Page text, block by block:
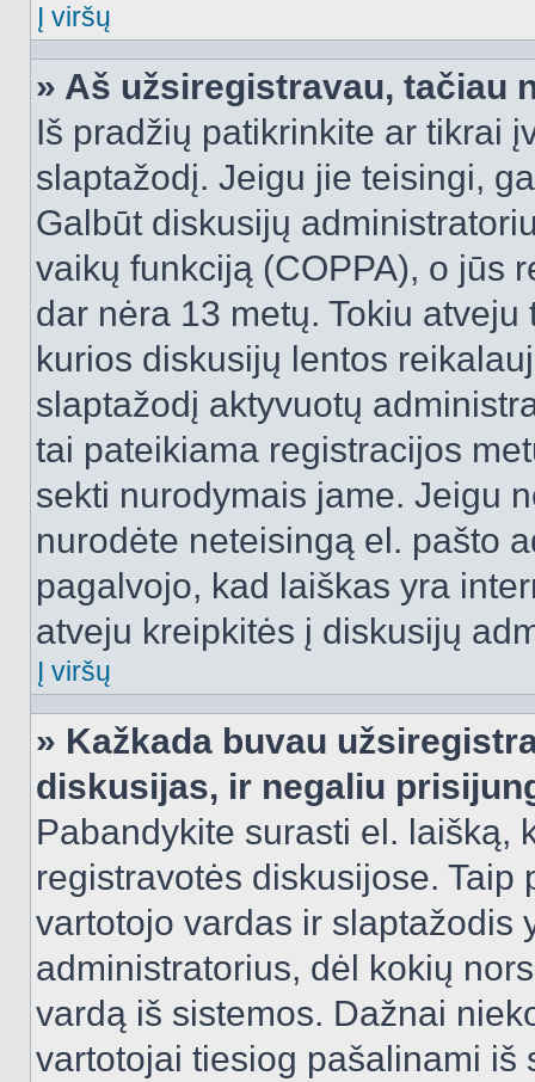
Į viršų
» Aš užsiregistravau, tačiau
Iš pradžių patikrinkite ar tikrai
slaptažodį. Jeigu jie teisingi,
Galbūt diskusijų
vaikų funkciją (COPPA), o jūs
dar nėra 13 metų. Tokiu
kurios diskusijų lentos
slaptažodį aktyvuotų
tai pateikiama registracijos
sekti nurodymais jame. Jeigu
nurodėte neteisingą el. pašto
pagalvojo, kad laiškas yra
atveju kreipkitės į diskusijų
Į viršų
» Kažkada buvau
diskusijas, ir negaliu
Pabandykite surasti el. laišką,
registravotės diskusijose.
vartotojo vardas ir slaptažodis
administratorius, dėl kokių
vardą iš sistemos. Dažnai
vartotojai tiesiog pašalinami iš